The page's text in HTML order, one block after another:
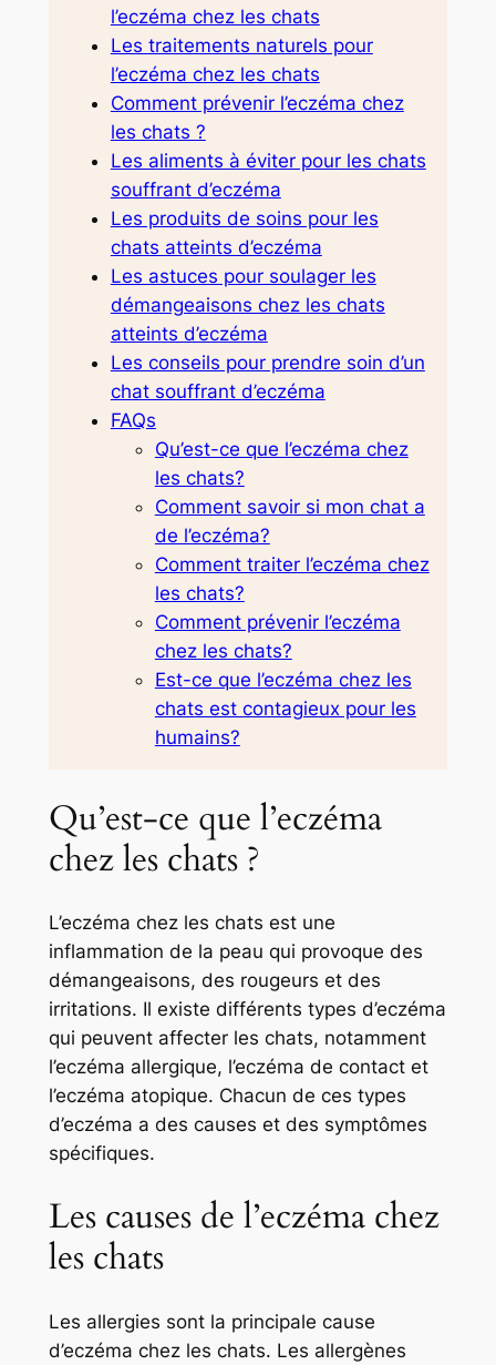
l’eczéma chez les chats
Les traitements naturels pour
l’eczéma chez les chats
Comment prévenir l’eczéma chez
les chats ?
Les aliments à éviter pour les chats
souffrant d’eczéma
Les produits de soins pour les
chats atteints d’eczéma
Les astuces pour soulager les
démangeaisons chez les chats
atteints d’eczéma
Les conseils pour prendre soin d’un
chat souffrant d’eczéma
FAQs
Qu’est-ce que l’eczéma chez
les chats?
Comment savoir si mon chat a
de l’eczéma?
Comment traiter l’eczéma chez
les chats?
Comment prévenir l’eczéma
chez les chats?
Est-ce que l’eczéma chez les
chats est contagieux pour les
humains?
Qu’est-ce que l’eczéma
chez les chats ?
L’eczéma chez les chats est une
inflammation de la peau qui provoque des
démangeaisons, des rougeurs et des
irritations. Il existe différents types d’eczéma
qui peuvent affecter les chats, notamment
l’eczéma allergique, l’eczéma de contact et
l’eczéma atopique. Chacun de ces types
d’eczéma a des causes et des symptômes
spécifiques.
Les causes de l’eczéma chez
les chats
Les allergies sont la principale cause
d’eczéma chez les chats. Les allergènes